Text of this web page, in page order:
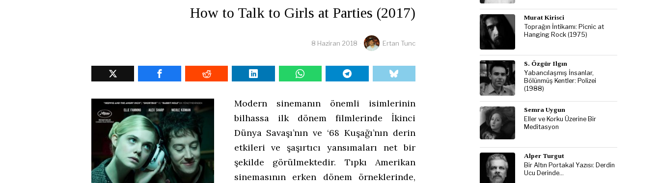
How to Talk to Girls at Parties (2017)
8 Haziran 2018 Ertan Tunc
Modern sinemanın önemli isimlerinin
bilhassa ilk dönem filmlerinde İkinci
Dünya Savaşı’nın ve ‘68 Kuşağı’nın derin
etkileri ve şaşırtıcı yansımaları net bir
şekilde görülmektedir. Tıpkı Amerikan
sinemasının erken dönem örneklerinde,
Murat Kirisci
Toprağın İntikamı: Picnic at
Hanging Rock (1975)
S. Özgür Ilgın
Yabancılaşmış İnsanlar,
Bölünmüş Kentler: Polizei
(1988)
Semra Uygun
Eller ve Korku Üzerine Bir
Meditasyon
Alper Turgut
Bir Altın Portakal Yazısı: Derdin
Ucu Derinde…